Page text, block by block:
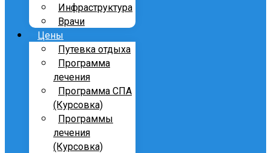
Инфраструктура
Врачи
Цены
Путевка отдыха
Программа
лечения
Программа СПА
(Курсовка)
Программы
лечения
(Курсовка)